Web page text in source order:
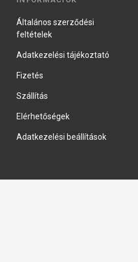
Általános szerződési
feltételek
Adatkezelési tájékoztató
Fizetés
Szállítás
Elérhetőségek
Adatkezelési beállítások